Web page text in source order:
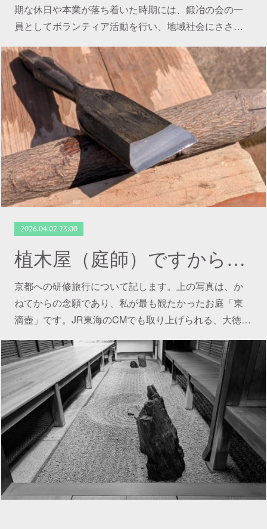
期な休日や本業が落ち着いた時期には、鍛冶の会の一
員としてボランティア活動を行い、地域社会にささ…
2026.04.02 23:00
植木屋（庭師）ですから京都研修 ～ その１
京都への研修旅行について記します。上の写真は、か
ねてからの念願であり、私が最も観たかったお庭「東
滴壺」です。JR東海のCMでも取り上げられる、大徳…